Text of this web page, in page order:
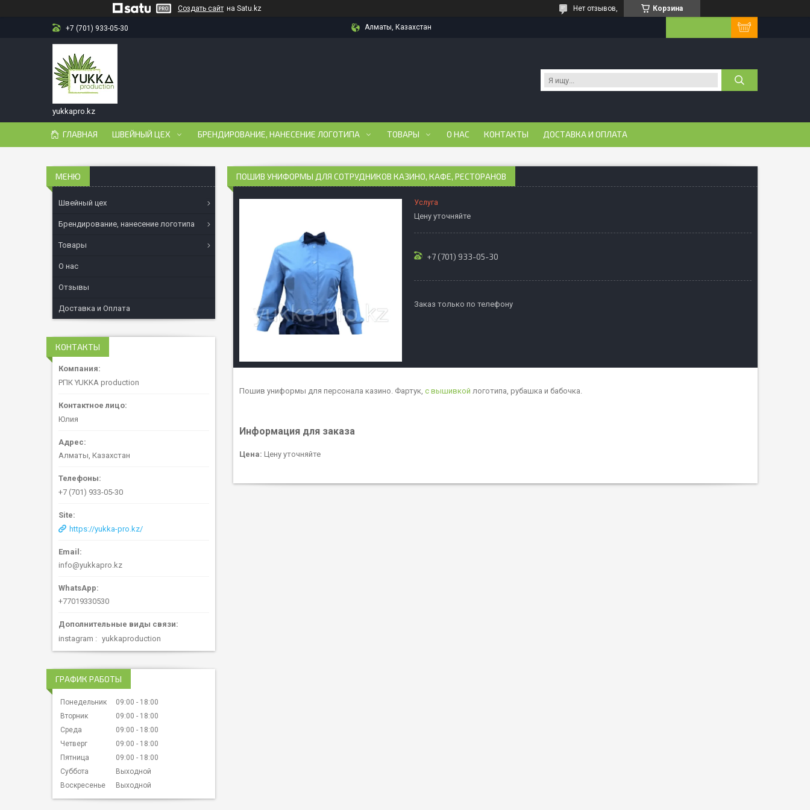
Создать сайт на Satu.kz Корзина
Нет отзывов,
+7 (701) 933-05-30 Алматы, Казахстан
yukkapro.kz
ГЛАВНАЯ ШВЕЙНЫЙ ЦЕХ БРЕНДИРОВАНИЕ, НАНЕСЕНИЕ ЛОГОТИПА ТОВАРЫ О НАС КОНТАКТЫ ДОСТАВКА И ОПЛАТА
ПОШИВ УНИФОРМЫ ДЛЯ СОТРУДНИКОВ КАЗИНО, КАФЕ, РЕСТОРАНОВ
Услуга
Цену уточняйте
+7 (701) 933-05-30
Заказ только по телефону
Пошив униформы для персонала казино. Фартук, с вышивкой логотипа, рубашка и бабочка.
Информация для заказа
Цена: Цену уточняйте
Швейный цех
Брендирование, нанесение логотипа
Товары
О нас
Отзывы
Доставка и Оплата
КОНТАКТЫ
РПК YUKKA production
Юлия
Алматы, Казахстан
+7 (701) 933-05-30
https://yukka-pro.kz/
info@yukkapro.kz
+77019330530
instagram yukkaproduction
ГРАФИК РАБОТЫ
Понедельник 09:00
18:00
Вторник
09:00
18:00
Среда
09:00
18:00
Четверг
09:00
18:00
Пятница
09:00
18:00
Суббота
Выходной
Воскресенье
Выходной